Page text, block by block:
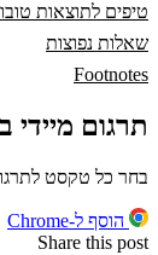
טיפים לתוצאות
שאלות נפוצות
Footnotes
תרגום מיידי
בחר כל טקסט
הוסף ל-Chrome
Share this post